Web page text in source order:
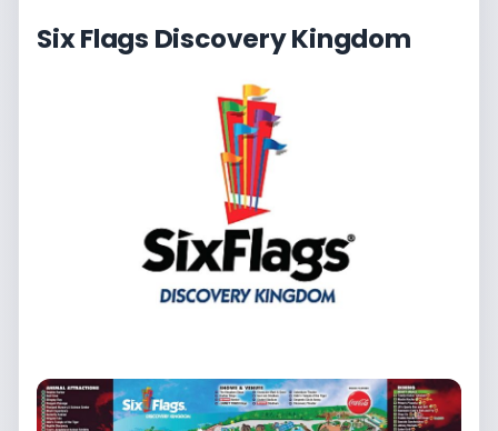
Six Flags Discovery Kingdom